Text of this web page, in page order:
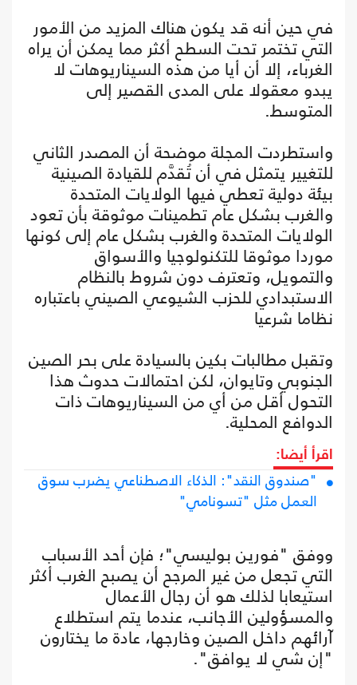
في حين أنه قد يكون هناك المزيد من الأمور
التي تختمر تحت السطح أكثر مما يمكن أن يراه
الغرباء، إلا أن أيا من هذه السيناريوهات لا
يبدو معقولا على المدى القصير إلى
المتوسط.
واستطردت المجلة موضحة أن المصدر الثاني
للتغيير يتمثل في أن تُقدَّم للقيادة الصينية
بيئة دولية تعطي فيها الولايات المتحدة
والغرب بشكل عام تطمينات موثوقة بأن تعود
الولايات المتحدة والغرب بشكل عام إلى كونها
موردا موثوقا للتكنولوجيا والأسواق
والتمويل، وتعترف دون شروط بالنظام
الاستبدادي للحزب الشيوعي الصيني باعتباره
نظاما شرعيا
وتقبل مطالبات بكين بالسيادة على بحر الصين
الجنوبي وتايوان، لكن احتمالات حدوث هذا
التحول أقل من أي من السيناريوهات ذات
الدوافع المحلية.
اقرأ أيضا:
"صندوق النقد": الذكاء الاصطناعي يضرب سوق
العمل مثل "تسونامي"
ووفق "فورين بوليسي"؛ فإن أحد الأسباب
التي تجعل من غير المرجح أن يصبح الغرب أكثر
استيعابا لذلك هو أن رجال الأعمال
والمسؤولين الأجانب، عندما يتم استطلاع
آرائهم داخل الصين وخارجها، عادة ما يختارون
"إن شي لا يوافق".